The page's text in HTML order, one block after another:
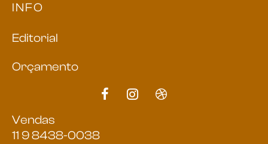
INFO
Editorial
Orçamento
Vendas
11 9 8438-0038